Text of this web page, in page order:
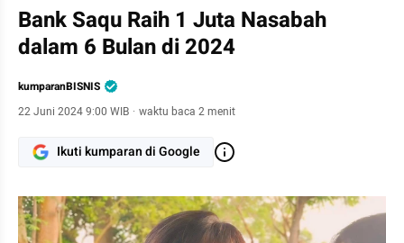
Bank Saqu Raih 1 Juta Nasabah
dalam 6 Bulan di 2024
kumparanBISNIS
22 Juni 2024 9:00 WIB · waktu baca 2 menit
Ikuti kumparan di Google